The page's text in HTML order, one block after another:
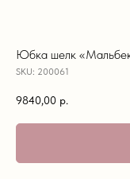
Юбка шелк
SKU: 200061
9840,00 р.